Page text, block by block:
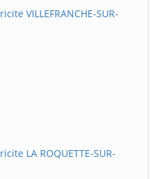
VILLEFRANCHE-SUR-
LA ROQUETTE-SUR-